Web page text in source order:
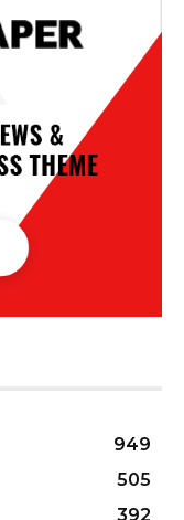
949
505
392